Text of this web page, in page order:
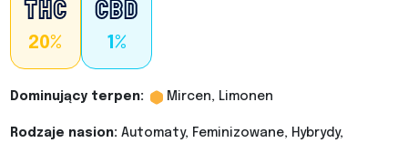
20% 1%
Dominujący terpen: Mircen, Limonen
Rodzaje nasion: Automaty, Feminizowane, Hybrydy,